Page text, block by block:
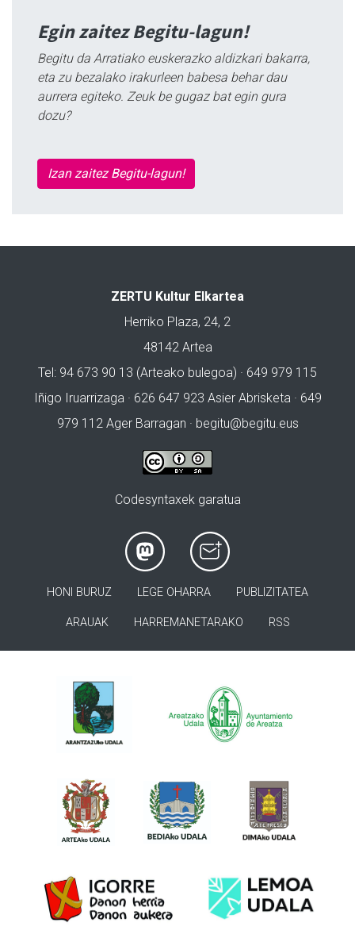
Egin zaitez Begitu-lagun!
Begitu da Arratiako euskerazko aldizkari bakarra,
eta zu bezalako irakurleen babesa behar dau
aurrera egiteko. Zeuk be gugaz bat egin gura
dozu?
Izan zaitez Begitu-lagun!
ZERTU Kultur Elkartea
Herriko Plaza, 24, 2
48142 Artea
Tel: 94 673 90 13 (Arteako bulegoa) · 649 979 115
Iñigo Iruarrizaga · 626 647 923 Asier Abrisketa · 649
979 112 Ager Barragan · begitu@begitu.eus
Codesyntaxek garatua
HONI BURUZ LEGE OHARRA PUBLIZITATEA
ARAUAK HARREMANETARAKO RSS